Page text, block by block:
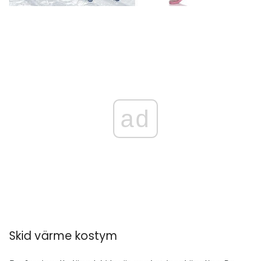
ad
Skid värme kostym